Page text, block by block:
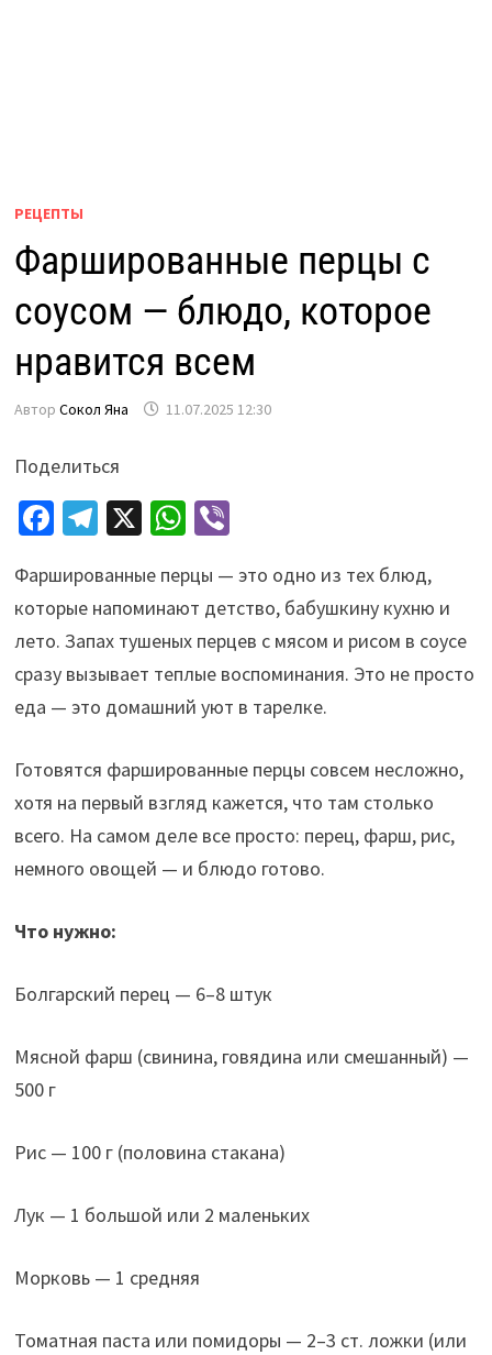
РЕЦЕПТЫ
Фаршированные перцы с
соусом — блюдо, которое
нравится всем
Автор Сокол Яна 11.07.2025 12:30
Поделиться
Fa
b
o
o
k
Te
gr
a
m
X W
at
sA
p
p
Vi
er
Фаршированные перцы — это одно из тех блюд,
которые напоминают детство, бабушкину кухню и
лето. Запах тушеных перцев с мясом и рисом в соусе
сразу вызывает теплые воспоминания. Это не просто
еда — это домашний уют в тарелке.
Готовятся фаршированные перцы совсем несложно,
хотя на первый взгляд кажется, что там столько
всего. На самом деле все просто: перец, фарш, рис,
немного овощей — и блюдо готово.
Что нужно:
Болгарский перец — 6–8 штук
Мясной фарш (свинина, говядина или смешанный) —
500 г
Рис — 100 г (половина стакана)
Лук — 1 большой или 2 маленьких
Морковь — 1 средняя
Томатная паста или помидоры — 2–3 ст. ложки (или